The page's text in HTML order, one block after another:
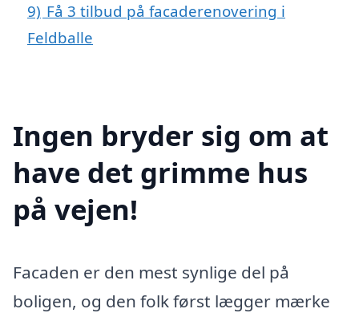
9) Få 3 tilbud på facaderenovering i
Feldballe
Ingen bryder sig om at
have det grimme hus
på vejen!
Facaden er den mest synlige del på
boligen, og den folk først lægger mærke